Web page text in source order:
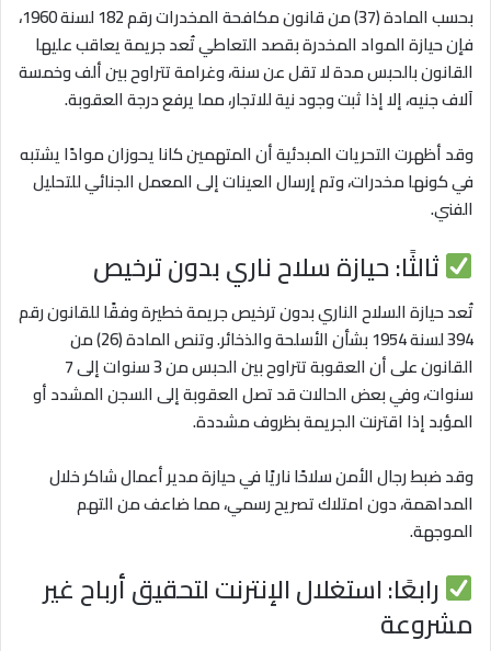
بحسب المادة (37) من قانون مكافحة المخدرات رقم 182 لسنة 1960،
فإن حيازة المواد المخدرة بقصد التعاطي تُعد جريمة يعاقب عليها
القانون بالحبس مدة لا تقل عن سنة، وغرامة تتراوح بين ألف وخمسة
آلاف جنيه، إلا إذا ثبت وجود نية للاتجار، مما يرفع درجة العقوبة.
وقد أظهرت التحريات المبدئية أن المتهمين كانا يحوزان موادًا يشتبه
في كونها مخدرات، وتم إرسال العينات إلى المعمل الجنائي للتحليل
الفني.
ثالثًا: حيازة سلاح ناري بدون ترخيص
تُعد حيازة السلاح الناري بدون ترخيص جريمة خطيرة وفقًا للقانون رقم
394 لسنة 1954 بشأن الأسلحة والذخائر. وتنص المادة (26) من
القانون على أن العقوبة تتراوح بين الحبس من 3 سنوات إلى 7
سنوات، وفي بعض الحالات قد تصل العقوبة إلى السجن المشدد أو
المؤبد إذا اقترنت الجريمة بظروف مشددة.
وقد ضبط رجال الأمن سلاحًا ناريًا في حيازة مدير أعمال شاكر خلال
المداهمة، دون امتلاك تصريح رسمي، مما ضاعف من التهم
الموجهة.
رابعًا: استغلال الإنترنت لتحقيق أرباح غير
مشروعة